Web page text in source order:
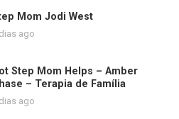
Mom Jodi West
ago
Step Mom Helps – Amber
– Terapia de Família
ago